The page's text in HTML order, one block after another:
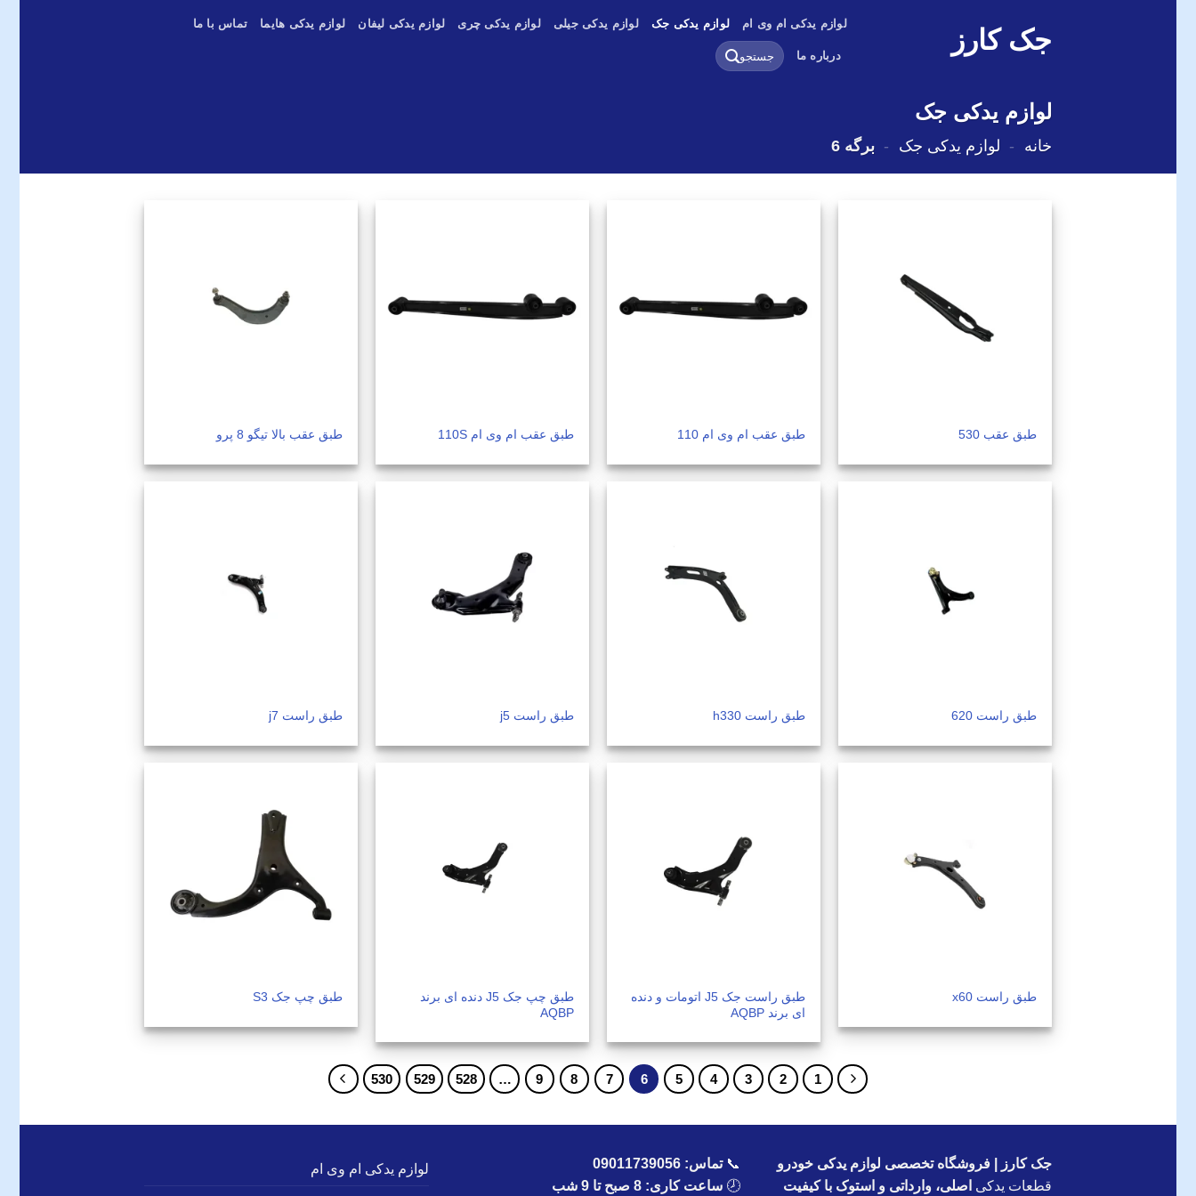
جک کارز
لوازم یدکی ام وی ام لوازم یدکی جک لوازم یدکی جیلی لوازم یدکی چری لوازم یدکی لیفان لوازم یدکی هایما تماس با ما
درباره ما
جستجو
برای:
لوازم یدکی جک
خانه - لوازم یدکی جک - برگه 6
طبق عقب 530 طبق عقب ام وی ام 110 طبق عقب ام وی ام 110S طبق عقب بالا تیگو 8 پرو
طبق راست 620 طبق راست h330 طبق راست j5 طبق راست j7
طبق راست x60
طبق راست جک J5 اتومات و دنده
ای برند AQBP
طبق چپ جک J5 دنده ای برند
AQBP
طبق چپ جک S3
1
2
3
4
5
6
7
8
9
…
528
529
530
جک کارز | فروشگاه تخصصی لوازم یدکی خودرو
قطعات یدکی اصلی، وارداتی و استوک با کیفیت
📞تماس: 09011739056
🕗 ساعت کاری: 8 صبح تا 9 شب
لوازم یدکی ام وی ام